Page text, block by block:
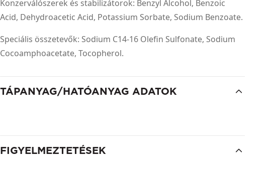
Konzerválószerek és stabilizátorok: Benzyl Alcohol, Benzoic
Acid, Dehydroacetic Acid, Potassium Sorbate, Sodium Benzoate.
Speciális összetevők: Sodium C14-16 Olefin Sulfonate, Sodium
Cocoamphoacetate, Tocopherol.
TÁPANYAG/HATÓANYAG ADATOK
FIGYELMEZTETÉSEK